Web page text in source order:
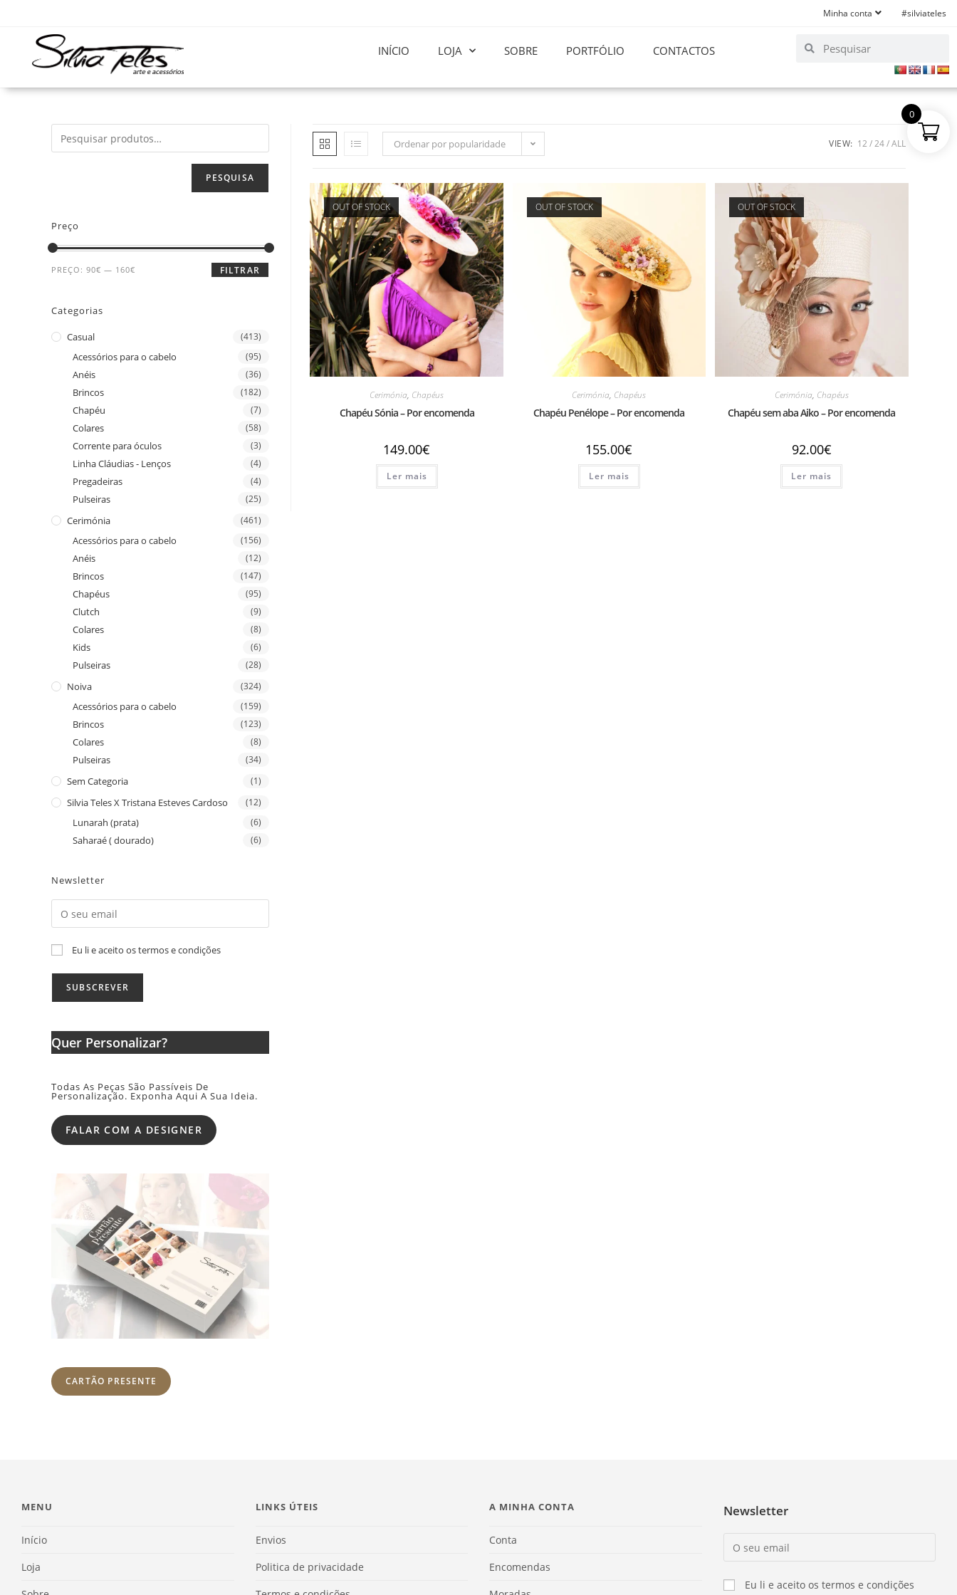
Minha conta #silviateles
INÍCIO LOJA SOBRE PORTFÓLIO CONTACTOS
Ordenar por popularidade VIEW: 12 24 ALL
OUT OF STOCK
Cerimónia, Chapéus
Chapéu Sónia – Por encomenda
149.00€
Ler mais
OUT OF STOCK
Cerimónia, Chapéus
Chapéu Penélope – Por encomenda
155.00€
Ler mais
OUT OF STOCK
Cerimónia, Chapéus
Chapéu sem aba Aiko – Por encomenda
92.00€
Ler mais
PESQUISA
Preço
FILTRAR
PREÇO: 90€ — 160€
Categorias
Casual (413)
Acessórios para o cabelo (95)
Anéis (36)
Brincos (182)
Chapéu (7)
Colares (58)
Corrente para óculos (3)
Linha Cláudias - Lenços (4)
Pregadeiras (4)
Pulseiras (25)
Cerimónia (461)
Acessórios para o cabelo (156)
Anéis (12)
Brincos (147)
Chapéus (95)
Clutch (9)
Colares (8)
Kids (6)
Pulseiras (28)
Noiva (324)
Acessórios para o cabelo (159)
Brincos (123)
Colares (8)
Pulseiras (34)
Sem Categoria (1)
Silvia Teles X Tristana Esteves Cardoso (12)
Lunarah (prata) (6)
Saharaé ( dourado) (6)
Newsletter
Eu li e aceito os termos e condições
Quer Personalizar?
Todas As Peças São Passíveis De
Personalização. Exponha Aqui A Sua Ideia.
FALAR COM A DESIGNER
CARTÃO PRESENTE
MENU
Início
Loja
LINKS ÚTEIS
Envios
Politica de privacidade
A MINHA CONTA
Conta
Encomendas
Newsletter
Eu li e aceito os termos e condições
0